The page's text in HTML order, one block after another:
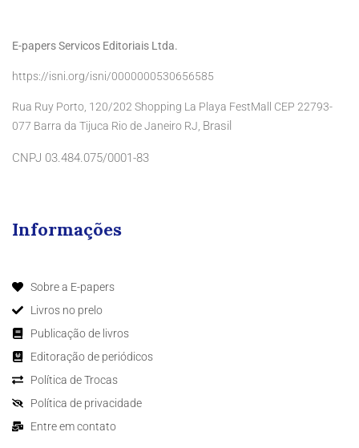
E-papers Servicos Editoriais Ltda.
https://isni.org/isni/0000000530656585
Rua Ruy Porto, 120/202 Shopping La Playa FestMall CEP 22793-
077 Barra da Tijuca Rio de Janeiro RJ, Brasil
CNPJ 03.484.075/0001-83
Informações
Sobre a E-papers
Livros no prelo
Publicação de livros
Editoração de periódicos
Política de Trocas
Política de privacidade
Entre em contato